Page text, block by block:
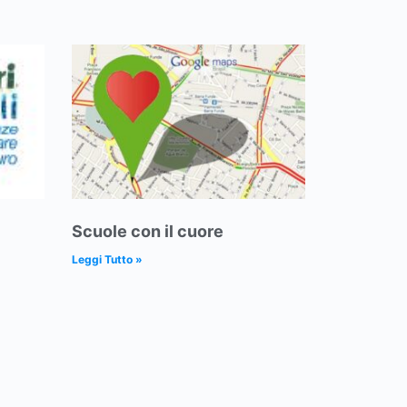
Scuole con il cuore
Leggi Tutto »